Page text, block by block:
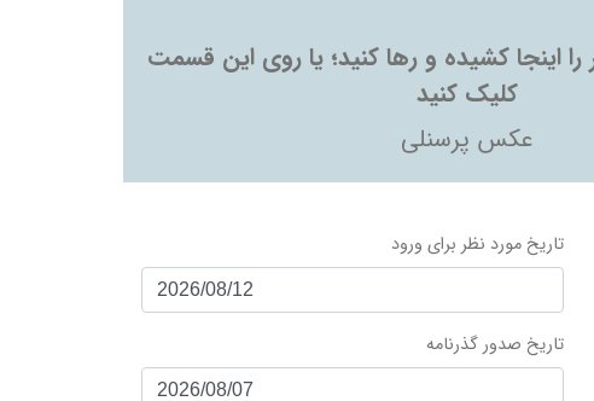
را اینجا کشیده و رها کنید؛ یا روی این قسمت
کلیک کنید
عکس پرسنلی
تاریخ مورد نظر برای ورود
تاریخ صدور گذرنامه